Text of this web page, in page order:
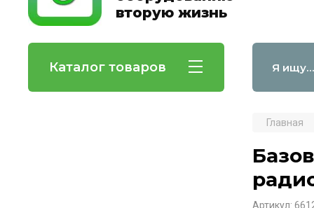
вторую жизнь
Каталог товаров
Главная
Артикул: